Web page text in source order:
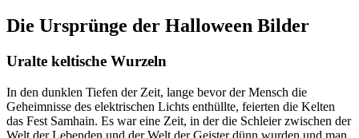
Die Ursprünge der Halloween Bilder
Uralte keltische Wurzeln
In den dunklen Tiefen der Zeit, lange bevor der Mensch die
Geheimnisse des elektrischen Lichts enthüllte, feierten die Kelten
das Fest Samhain. Es war eine Zeit, in der die Schleier zwischen der
Welt der Lebenden und der Welt der Geister dünn wurden und man